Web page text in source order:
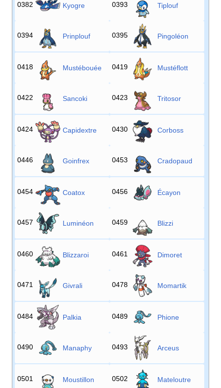
0382 Kyogre 0393 Tiplouf
0394 Prinplouf 0395 Pingoléon
0418 Mustébouée 0419 Mustéflott
0422 Sancoki 0423 Tritosor
0424 Capidextre 0430 Corboss
0446 Goinfrex 0453 Cradopaud
0454 Coatox 0456 Écayon
0457 Luminéon 0459 Blizzi
0460 Blizzaroi 0461 Dimoret
0471 Givrali 0478 Momartik
0484 Palkia 0489 Phione
0490 Manaphy 0493 Arceus
0501 Moustillon 0502 Mateloutre